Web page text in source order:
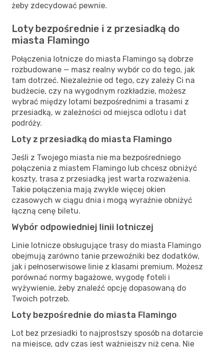
żeby zdecydować pewnie.
Loty bezpośrednie i z przesiadką do
miasta Flamingo
Połączenia lotnicze do miasta Flamingo są dobrze
rozbudowane — masz realny wybór co do tego, jak
tam dotrzeć. Niezależnie od tego, czy zależy Ci na
budżecie, czy na wygodnym rozkładzie, możesz
wybrać między lotami bezpośrednimi a trasami z
przesiadką, w zależności od miejsca odlotu i dat
podróży.
Loty z przesiadką do miasta Flamingo
Jeśli z Twojego miasta nie ma bezpośredniego
połączenia z miastem Flamingo lub chcesz obniżyć
koszty, trasa z przesiadką jest warta rozważenia.
Takie połączenia mają zwykle więcej okien
czasowych w ciągu dnia i mogą wyraźnie obniżyć
łączną cenę biletu.
Wybór odpowiedniej linii lotniczej
Linie lotnicze obsługujące trasy do miasta Flamingo
obejmują zarówno tanie przewoźniki bez dodatków,
jak i pełnoserwisowe linie z klasami premium. Możesz
porównać normy bagażowe, wygodę foteli i
wyżywienie, żeby znaleźć opcję dopasowaną do
Twoich potrzeb.
Loty bezpośrednie do miasta Flamingo
Lot bez przesiadki to najprostszy sposób na dotarcie
na miejsce, gdy czas jest ważniejszy niż cena. Nie